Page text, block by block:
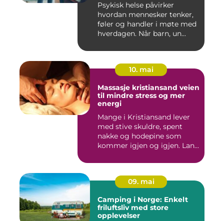
Psykisk helse påvirker
hvordan mennesker tenker,
føler og handler i møte med
hverdagen. Når barn, un...
10. mai
Massasje kristiansand veien
til mindre stress og mer
energi
Mange i Kristiansand lever
med stive skuldre, spent
nakke og hodepine som
kommer igjen og igjen. Lan...
09. mai
Camping i Norge: Enkelt
friluftsliv med store
opplevelser